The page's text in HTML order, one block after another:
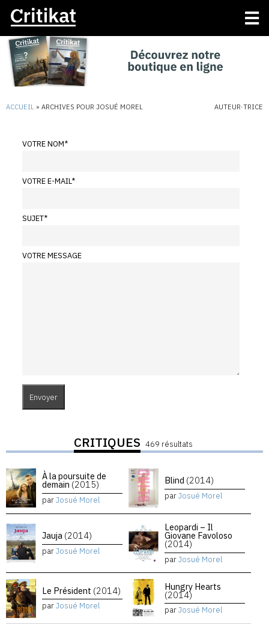
ACCUEIL » ARCHIVES POUR JOSUÉ MOREL AUTEUR·TRICE
VOTRE NOM*
VOTRE E-MAIL*
SUJET*
VOTRE MESSAGE
CRITIQUES 469 résultats
À la poursuite de
demain (2015)
parJosué Morel
Blind (2014)
parJosué Morel
Jauja (2014)
parJosué Morel
Leopardi – Il
Giovane Favoloso
(2014)
parJosué Morel
Le Président (2014)
parJosué Morel
Hungry Hearts
(2014)
parJosué Morel